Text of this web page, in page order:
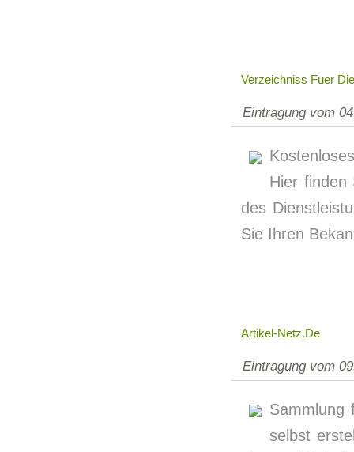
Verzeichniss Fuer
Eintragung vom
Hier finden
des
Sie Ihren
Artikel-Netz.de
Eintragung vom
Sammlung
selbst